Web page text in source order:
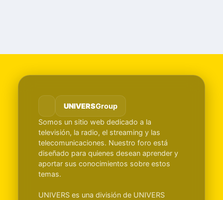
UNIVERSGroup
Somos un sitio web dedicado a la
televisión, la radio, el streaming y las
telecomunicaciones. Nuestro foro está
diseñado para quienes desean aprender y
aportar sus conocimientos sobre estos
temas.
UNIVERS es una división de UNIVERS